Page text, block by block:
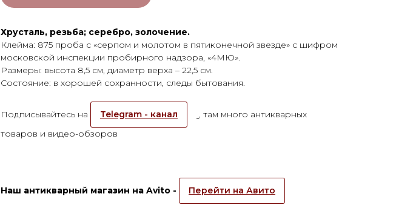
Хрусталь, резьба; серебро, золочение.
Клейма: 875 проба с «серпом и молотом в пятиконечной звезде» с шифром
московской инспекции пробирного надзора, «4МЮ».
Размеры: высота 8,5 см, диаметр верха – 22,5 см.
Состояние: в хорошей сохранности, следы бытования.
Подписывайтесь на Telegram - канал
, там много антикварных
товаров и видео-обзоров
Наш антикварный магазин на Avito - Перейти на Авито